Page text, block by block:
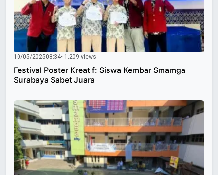
10/05/202508:34• 1.209 views
Festival Poster Kreatif: Siswa Kembar Smamga
Surabaya Sabet Juara